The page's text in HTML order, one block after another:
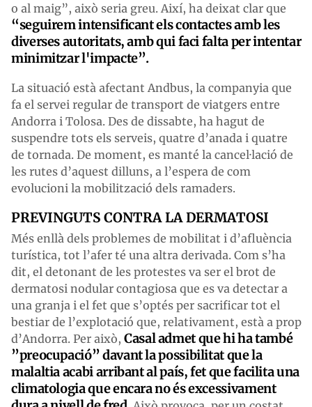
o al maig”, això seria greu. Així, ha deixat clar que
“seguirem intensificant els contactes amb les
diverses autoritats,amb quifaci falta per intentar
minimitzar l'impacte”.
La situació està afectant Andbus, la companyia que
fa el servei regular de transport de viatgers entre
Andorra i Tolosa. Des de dissabte, ha hagut de
suspendre tots els serveis, quatre d’anada i quatre
de tornada. De moment, es manté la cancel·lació de
les rutes d’aquest dilluns, a l’espera de com
evolucioni la mobilització dels ramaders.
PREVINGUTS CONTRA LA DERMATOSI
Més enllà dels problemes de mobilitat i d’afluència
turística, tot l’afer té una altra derivada. Com s’ha
dit, el detonant de les protestes va ser el brot de
dermatosi nodular contagiosa que es va detectar a
una granja i el fet que s’optés per sacrificar tot el
bestiar de l’explotació que, relativament, està a prop
d’Andorra. Per això, Casal admet que hi ha també
”preocupació” davant la possibilitat que la
malaltia acabi arribant al país, fet que facilita una
climatologia que encara no és excessivament